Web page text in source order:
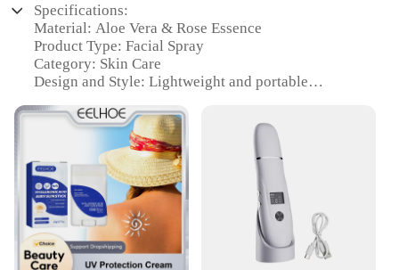
Specifications:
Material: Aloe Vera & Rose Essence
Product Type: Facial Spray
Category: Skin Care
Design and Style: Lightweight and portable
Performance and Property: Refreshing and soothing
Parts and Accessories: None
Features:
|Vendors|
**Refreshing Hydration for Your Skin**
Indulge in the luxurious experience of the Facial
Spray Aloe Rose, a must-have addition to your